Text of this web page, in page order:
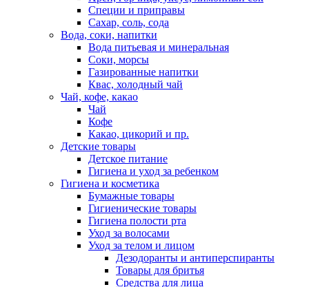
Специи и приправы
Сахар, соль, сода
Вода, соки, напитки
Вода питьевая и минеральная
Соки, морсы
Газированные напитки
Квас, холодный чай
Чай, кофе, какао
Чай
Кофе
Какао, цикорий и пр.
Детские товары
Детское питание
Гигиена и уход за ребенком
Гигиена и косметика
Бумажные товары
Гигиенические товары
Гигиена полости рта
Уход за волосами
Уход за телом и лицом
Дезодоранты и антиперспиранты
Товары для бритья
Средства для лица